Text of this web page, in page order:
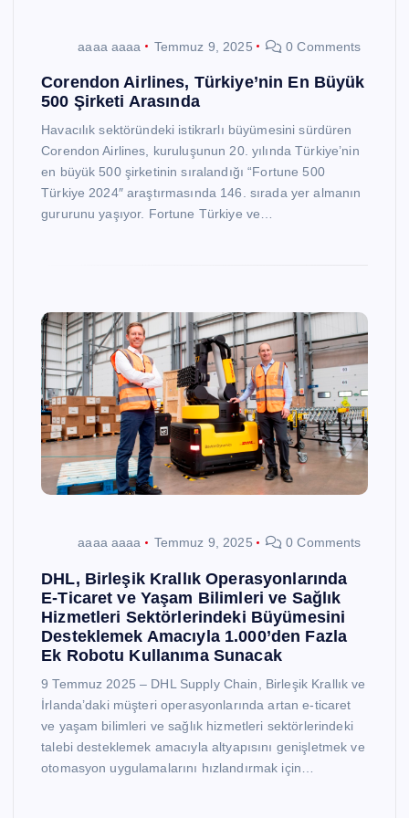
aaaa aaaa Temmuz 9, 2025 0 Comments
Corendon Airlines, Türkiye’nin En Büyük
500 Şirketi Arasında
Havacılık sektöründeki istikrarlı büyümesini sürdüren
Corendon Airlines, kuruluşunun 20. yılında Türkiye’nin
en büyük 500 şirketinin sıralandığı “Fortune 500
Türkiye 2024″ araştırmasında 146. sırada yer almanın
gururunu yaşıyor. Fortune Türkiye ve…
aaaa aaaa Temmuz 9, 2025 0 Comments
DHL, Birleşik Krallık Operasyonlarında
E-Ticaret ve Yaşam Bilimleri ve Sağlık
Hizmetleri Sektörlerindeki Büyümesini
Desteklemek Amacıyla 1.000’den Fazla
Ek Robotu Kullanıma Sunacak
9 Temmuz 2025 – DHL Supply Chain, Birleşik Krallık ve
İrlanda’daki müşteri operasyonlarında artan e-ticaret
ve yaşam bilimleri ve sağlık hizmetleri sektörlerindeki
talebi desteklemek amacıyla altyapısını genişletmek ve
otomasyon uygulamalarını hızlandırmak için…